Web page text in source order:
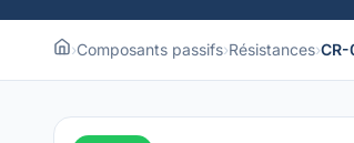
›Composants passifs›Résistances›